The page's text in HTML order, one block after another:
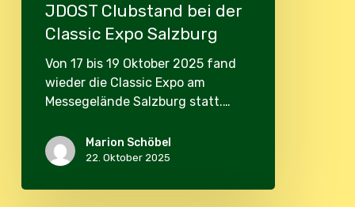
JDOST Clubstand bei der
Classic Expo Salzburg
Von 17 bis 19 Oktober 2025 fand
wieder die Classic Expo am
Messegelände Salzburg statt.…
Marion Schöbel
22. Oktober 2025